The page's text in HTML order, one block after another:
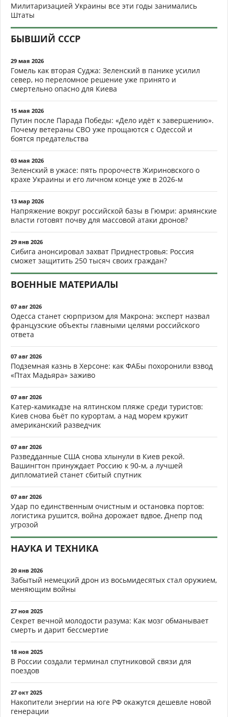
Милитаризацией Украины все эти годы занимались
Штаты
БЫВШИЙ СССР
29 мая 2026
Гомель как вторая Суджа: Зеленский в панике усилил
север, но переломное решение уже принято и
смертельно опасно для Киева
15 мая 2026
Путин после Парада Победы: «Дело идёт к завершению».
Почему ветераны СВО уже прощаются с Одессой и
боятся предательства
03 мая 2026
Зеленский в ужасе: пять пророчеств Жириновского о
крахе Украины и его личном конце уже в 2026-м
13 мар 2026
Напряжение вокруг российской базы в Гюмри: армянские
власти готовят почву для массовой атаки дронов?
29 янв 2026
Сибига анонсировал захват Приднестровья: Россия
сможет защитить 250 тысяч своих граждан?
ВОЕННЫЕ МАТЕРИАЛЫ
07 авг 2026
Одесса станет сюрпризом для Макрона: эксперт назвал
французские объекты главными целями российского
ответа
07 авг 2026
Подземная казнь в Херсоне: как ФАБы похоронили взвод
«Птах Мадьяра» заживо
07 авг 2026
Катер-камикадзе на ялтинском пляже среди туристов:
Киев снова бьёт по курортам, а над морем кружит
американский разведчик
07 авг 2026
Разведданные США снова хлынули в Киев рекой.
Вашингтон принуждает Россию к 90-м, а лучшей
дипломатией станет сбитый спутник
07 авг 2026
Удар по единственным очистным и остановка портов:
логистика рушится, война дорожает вдвое, Днепр под
угрозой
НАУКА И ТЕХНИКА
20 янв 2026
Забытый немецкий дрон из восьмидесятых стал оружием,
меняющим войны
27 ноя 2025
Секрет вечной молодости разума: Как мозг обманывает
смерть и дарит бессмертие
18 ноя 2025
В России создали терминал спутниковой связи для
поездов
27 окт 2025
Накопители энергии на юге РФ окажутся дешевле новой
генерации